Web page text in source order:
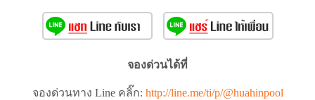
จองด่วนได้ที่
จองด่วนทาง Line คลิ๊ก: http://line.me/ti/p/@huahinpool